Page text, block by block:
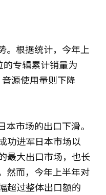
。根据统计，今年上
专辑累计销量为
源使用量则下降
市场的出口下滑。
功进军日本市场以
最大出口市场，也长
然而，今年上半年对
超过整体出口额的